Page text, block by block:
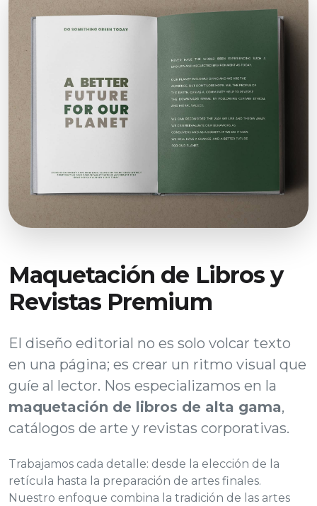
Maquetación de Libros y
Revistas Premium
El diseño editorial no es solo volcar texto
en una página; es crear un ritmo visual que
guíe al lector. Nos especializamos en la
maquetación de libros de alta gama,
catálogos de arte y revistas corporativas.
Trabajamos cada detalle: desde la elección de la
retícula hasta la preparación de artes finales.
Nuestro enfoque combina la tradición de las artes